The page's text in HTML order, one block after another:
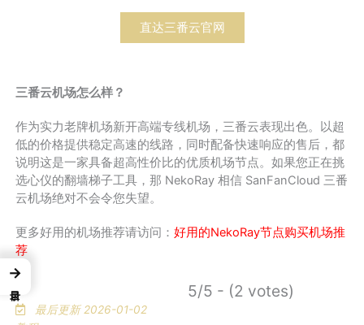
直达三番云官网
三番云机场怎么样？
作为实力老牌机场新开高端专线机场，三番云表现出色。以超
低的价格提供稳定高速的线路，同时配备快速响应的售后，都
说明这是一家具备超高性价比的优质机场节点。如果您正在挑
选心仪的翻墙梯子工具，那 NekoRay 相信 SanFanCloud 三番
云机场绝对不会令您失望。
更多好用的机场推荐请访问：好用的NekoRay节点购买机场推
荐
5/5 - (2 votes)
最后更新 2026-01-02
→